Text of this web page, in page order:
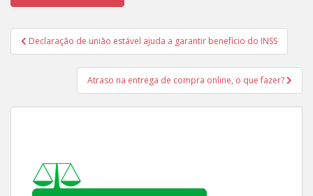
Navegação
de
Declaração de união estável ajuda a garantir benefício do INSS
Atraso na entrega de compra online, o que fazer?